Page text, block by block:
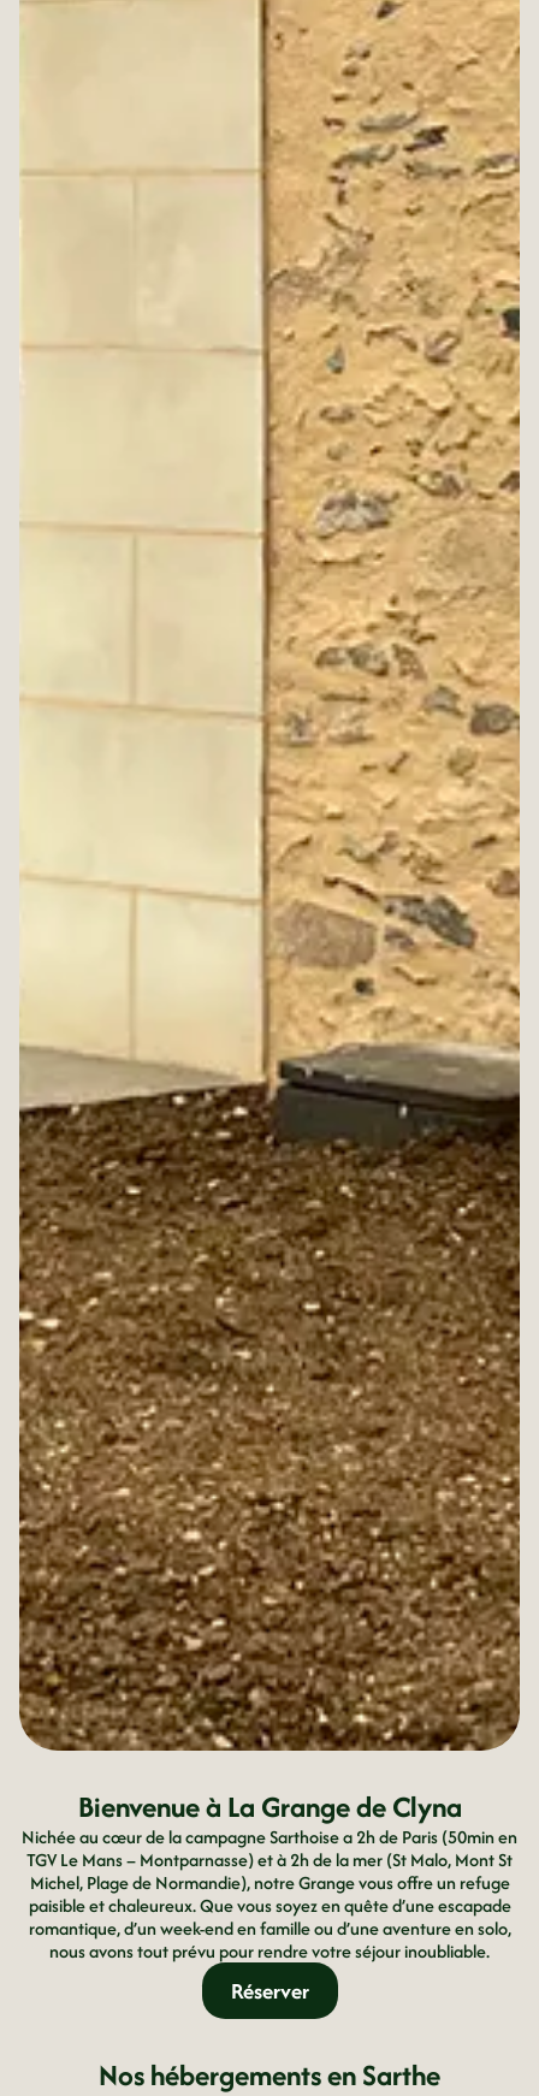
Bienvenue à La Grange de Clyna
Nichée au cœur de la campagne Sarthoise a 2h de Paris (50min en
TGV Le Mans – Montparnasse) et à 2h de la mer (St Malo, Mont St
Michel, Plage de Normandie), notre Grange vous offre un refuge
paisible et chaleureux. Que vous soyez en quête d’une escapade
romantique, d’un week-end en famille ou d’une aventure en solo,
nous avons tout prévu pour rendre votre séjour inoubliable.
Réserver
Nos hébergements en Sarthe